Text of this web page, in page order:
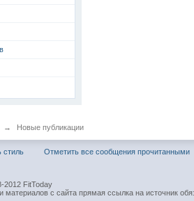
→ Новые публикации
стиль Отметить все сообщения прочитанными
2012 FitToday
материалов с сайта прямая ссылка на источник